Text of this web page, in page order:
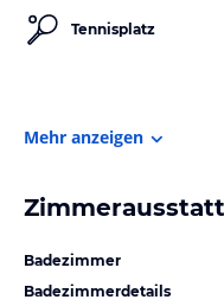
Tennisplatz
Mehr anzeigen
Badezimmer
Badezimmerdetails